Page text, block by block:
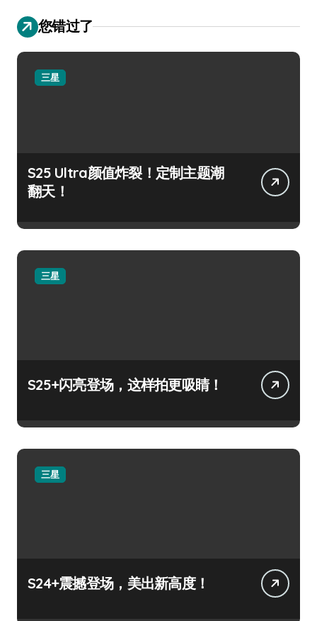
您错过了
三星
S25 Ultra颜值炸裂！定制主题潮
翻天！
三星
S25+闪亮登场，这样拍更吸睛！
三星
S24+震撼登场，美出新高度！